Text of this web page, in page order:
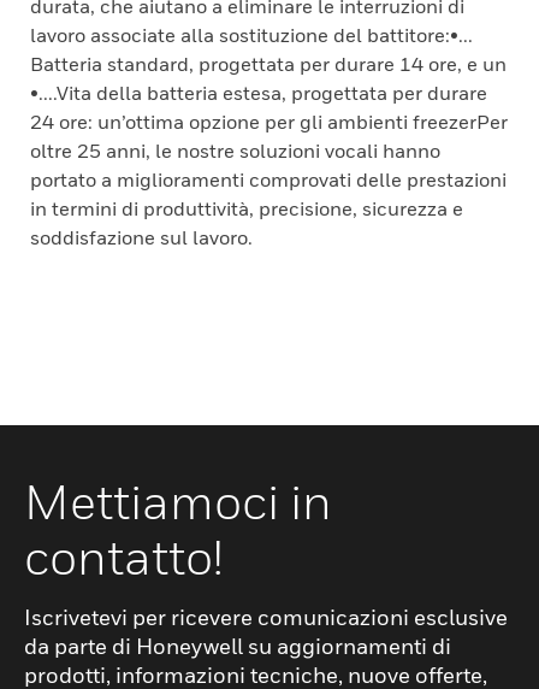
durata, che aiutano a eliminare le interruzioni di
lavoro associate alla sostituzione del battitore:•...
Batteria standard, progettata per durare 14 ore, e un
•....Vita della batteria estesa, progettata per durare
24 ore: un’ottima opzione per gli ambienti freezerPer
oltre 25 anni, le nostre soluzioni vocali hanno
portato a miglioramenti comprovati delle prestazioni
in termini di produttività, precisione, sicurezza e
soddisfazione sul lavoro.
Mettiamoci in
contatto!
Iscrivetevi per ricevere comunicazioni esclusive
da parte di Honeywell su aggiornamenti di
prodotti, informazioni tecniche, nuove offerte,